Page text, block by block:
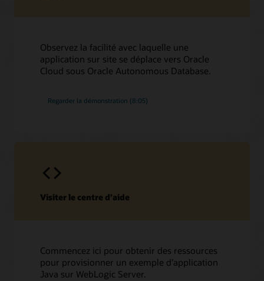
Observez la facilité avec laquelle une
application sur site se déplace vers Oracle
Cloud sous Oracle Autonomous Database.
Regarder la démonstration (8:05)
Visiter le centre d’aide
Commencez ici pour obtenir des ressources
pour provisionner un exemple d’application
Java sur WebLogic Server.